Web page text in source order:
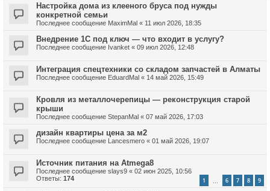
Настройка дома из клееного бруса под нужды
конкретной семьи
Последнее сообщение MaximMal « 11 июл 2026, 18:35
Внедрение 1С под ключ — что входит в услугу?
Последнее сообщение Ivanket « 09 июл 2026, 12:48
Интеграция спецтехники со складом запчастей в Алматы
Последнее сообщение EduardMal « 14 май 2026, 15:49
Кровля из металлочерепицы — реконструкция старой
крыши
Последнее сообщение StepanMal « 07 май 2026, 17:03
дизайн квартиры цена за м2
Последнее сообщение Lancesmero « 01 май 2026, 19:07
Источник питания на Atmega8
Последнее сообщение slays9 « 02 июн 2025, 10:56
Ответы: 174 1 6 7 8 9